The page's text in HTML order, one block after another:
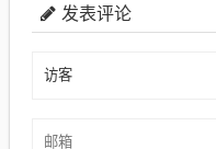
发表评论